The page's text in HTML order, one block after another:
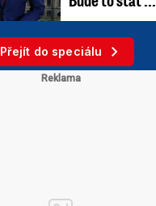
Přejít do speciálu